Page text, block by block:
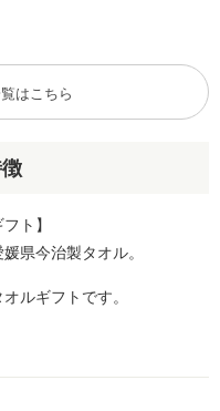
ト】
県今治製タオル。
ルギフトです。
はこちら